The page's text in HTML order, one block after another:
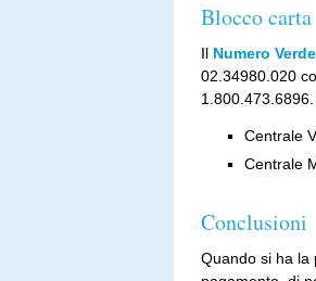
Blocco carta
Il Numero
02.34980.020
Centrale
Centrale
Conclusioni
Quando si ha la